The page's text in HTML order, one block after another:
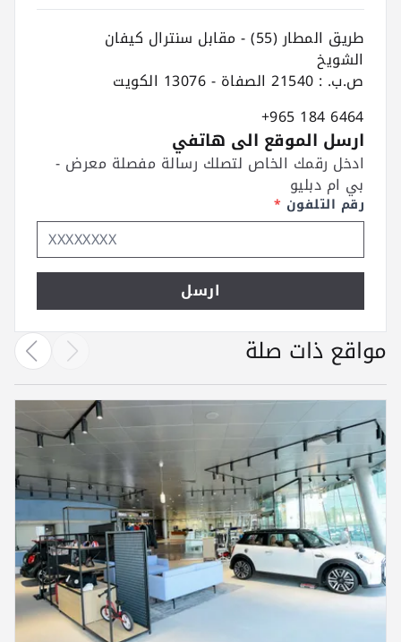
طريق المطار (55) - مقابل سنترال كيفان
الشويخ
ص.ب. : 21540 الصفاة - 13076 الكويت
+965 184 6464
ارسل الموقع الى هاتفي
ادخل رقمك الخاص لتصلك رسالة مفصلة معرض -
بي ام دبليو
رقم التلفون *
ارسل
مواقع ذات صلة